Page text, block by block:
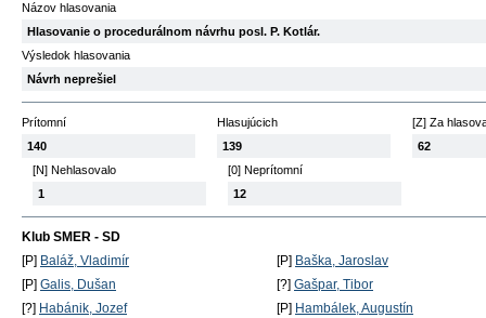
Názov hlasovania
Hlasovanie o procedurálnom návrhu posl. P. Kotlár.
Výsledok hlasovania
Návrh neprešiel
Prítomní
140
Hlasujúcich
139
[Z] Za
62
[N] Nehlasovalo
1
[0] Neprítomní
12
Klub SMER - SD
[P] Baláž, Vladimír [P] Baška, Jaroslav
[P] Galis, Dušan [?] Gašpar, Tibor
[?] Habánik, Jozef [P] Hambálek, Augustín